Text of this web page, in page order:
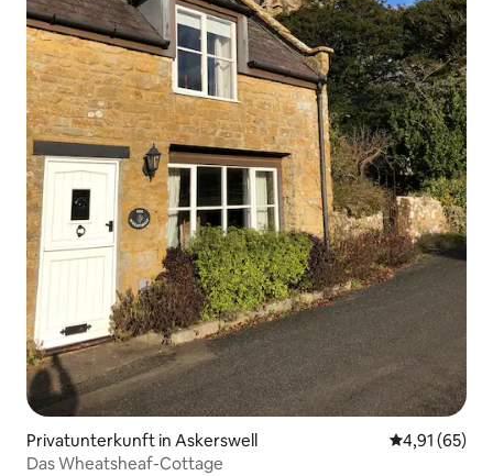
Privatunterkunft in Askerswell
4,91 (65)
Das Wheatsheaf-Cottage